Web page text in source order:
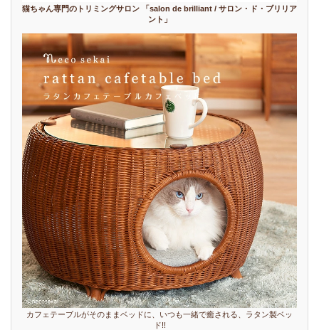
猫ちゃん専門のトリミングサロン 「salon de brilliant / サロン・ド・ブリリア
ント」
カフェテーブルがそのままベッドに、いつも一緒で癒される、ラタン製ベッ
ド!!